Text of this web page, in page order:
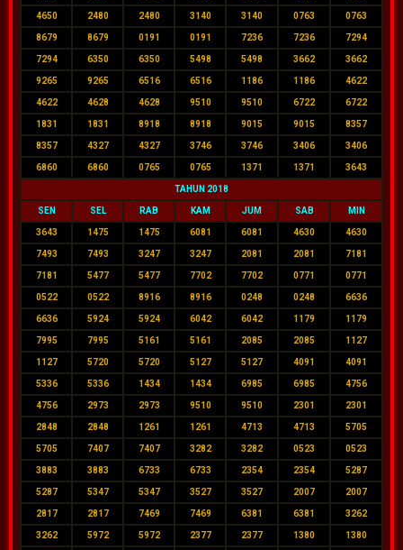
4650 2480 2480 3140 3140 0763 0763
8679 8679 0191 0191 7236 7236 7294
7294 6350 6350 5498 5498 3662 3662
9265 9265 6516 6516 1186 1186 4622
4622 4628 4628 9510 9510 6722 6722
1831 1831 8918 8918 9015 9015 8357
8357 4327 4327 3746 3746 3406 3406
6860 6860 0765 0765 1371 1371 3643
TAHUN 2018
SEN SEL RAB KAM JUM SAB MIN
3643 1475 1475 6081 6081 4630 4630
7493 7493 3247 3247 2081 2081 7181
7181 5477 5477 7702 7702 0771 0771
0522 0522 8916 8916 0248 0248 6636
6636 5924 5924 6042 6042 1179 1179
7995 7995 5161 5161 2085 2085 1127
1127 5720 5720 5127 5127 4091 4091
5336 5336 1434 1434 6985 6985 4756
4756 2973 2973 9510 9510 2301 2301
2848 2848 1261 1261 4713 4713 5705
5705 7407 7407 3282 3282 0523 0523
3883 3883 6733 6733 2354 2354 5287
5287 5347 5347 3527 3527 2007 2007
2817 2817 7469 7469 6381 6381 3262
3262 5972 5972 2377 2377 1380 1380